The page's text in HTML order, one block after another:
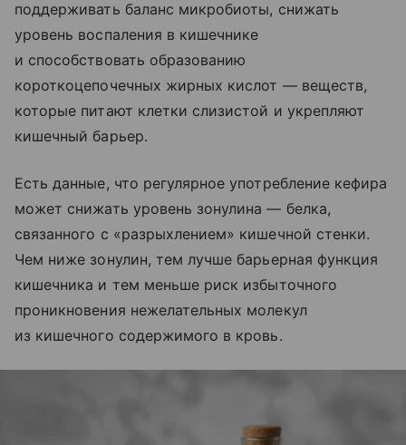
поддерживать баланс микробиоты, снижать
уровень воспаления в кишечнике
и способствовать образованию
короткоцепочечных жирных кислот — веществ,
которые питают клетки слизистой и укрепляют
кишечный барьер.
Есть данные, что регулярное употребление кефира
может снижать уровень зонулина — белка,
связанного с «разрыхлением» кишечной стенки.
Чем ниже зонулин, тем лучше барьерная функция
кишечника и тем меньше риск избыточного
проникновения нежелательных молекул
из кишечного содержимого в кровь.